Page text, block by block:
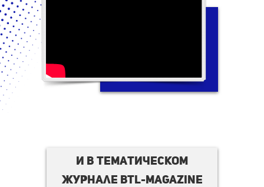
И в тематическом
журнале BTL-magazine